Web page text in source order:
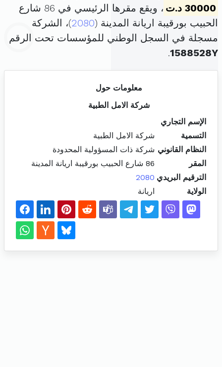
30000 د.ت
، ويقع مقرها الرئيسي في 86 شارع
الحبيب بورقيبة اريانة المدينة (2080)، الشركة
مسجلة في السجل الوطني للمؤسسات تحت الرقم
1588528Y
.
معلومات حول
شركة الامل الطبية
الإسم التجاري
التسمية
شركة الامل الطبية
النظام القانوني شركة ذات المسؤولية المحدودة
المقر
86 شارع الحبيب بورقيبة اريانة المدينة
الترقيم البريدي 2080
الولاية
اريانة